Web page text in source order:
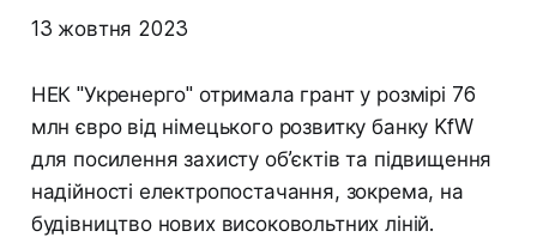
13 жовтня 2023
НЕК "Укренерго" отримала грант у розмірі 76
млн євро від німецького розвитку банку KfW
для посилення захисту об’єктів та підвищення
надійності електропостачання, зокрема, на
будівництво нових високовольтних ліній.